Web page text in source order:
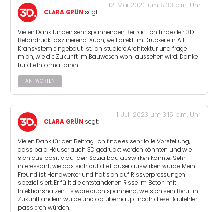
CLARA GRÜN sagt:
12. Mai 2023 um 8:33 p.m. Uhr
Vielen Dank für den sehr spannenden Beitrag. Ich finde den 3D-
Betondruck faszinierend. Auch, weil direkt im Drucker ein Art-
Kransystem eingebaut ist. Ich studiere Architektur und frage
mich, wie die Zukunft im Bauwesen wohl aussehen wird. Danke
für die Informationen.
ANTWORTEN
CLARA GRÜN sagt:
1. Juli 2023 um 3:15 p.m. Uhr
Vielen Dank für den Beitrag. Ich finde es sehr tolle Vorstellung,
dass bald Häuser auch 3D gedruckt werden könnten und wie
sich das positiv auf den Sozialbau auswirken könnte. Sehr
interessant, wie das sich auf die Häuser auswirken würde. Mein
Freund ist Handwerker und hat sich auf Rissverpressungen
spezialisiert. Er füllt die entstandenen Risse im Beton mit
Injektionsharzen. Es wäre auch spannend, wie sich sein Beruf in
Zukunft ändern würde und ob überhaupt noch diese Baufehler
passieren würden.